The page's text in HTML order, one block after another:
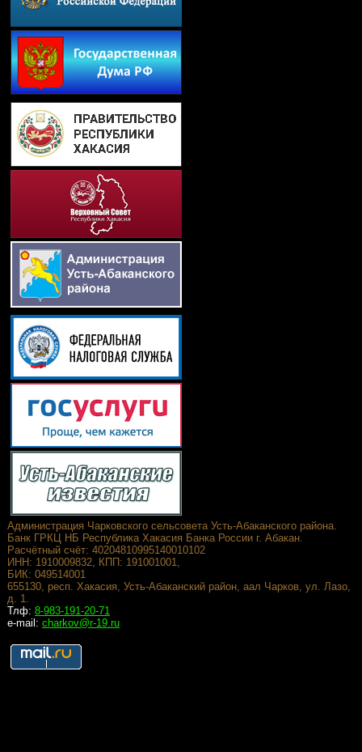
Администрация Чарковского сельсовета Усть-Абаканского района.
Банк ГРКЦ НБ Республика Хакасия Банка России г. Абакан.
Расчётный счёт: 40204810995140010102
ИНН: 1910009832, КПП: 191001001,
БИК: 049514001
655130, респ. Хакасия, Усть-Абаканский район, аал Чарков, ул. Лазо,
д. 1.
Тлф: 8-983-191-20-71
e-mail: charkov@r-19.ru